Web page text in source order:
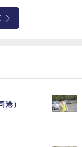
号
港）